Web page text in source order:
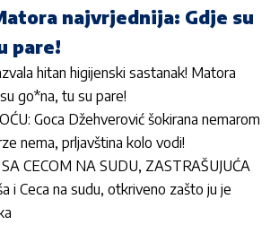
najvrjednija: Gdje su
pare!
hitan higijenski sastanak! Matora
go*na, tu su pare!
Goca Džehverović šokirana nemarom
nema, prljavština kolo vodi!
CECOM NA SUDU, ZASTRAŠUJUĆA
i Ceca na sudu, otkriveno zašto ju je